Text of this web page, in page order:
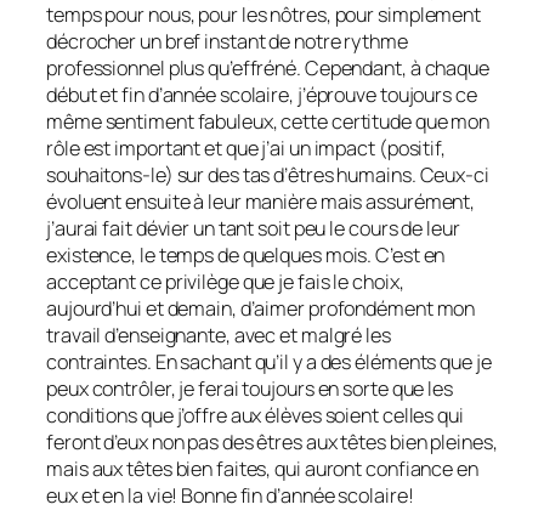
temps pour nous, pour les nôtres, pour simplement
décrocher un bref instant de notre rythme
professionnel plus qu’effréné. Cependant, à chaque
début et fin d’année scolaire, j’éprouve toujours ce
même sentiment fabuleux, cette certitude que mon
rôle est important et que j’ai un impact (positif,
souhaitons-le) sur des tas d’êtres humains. Ceux-ci
évoluent ensuite à leur manière mais assurément,
j’aurai fait dévier un tant soit peu le cours de leur
existence, le temps de quelques mois. C’est en
acceptant ce privilège que je fais le choix,
aujourd’hui et demain, d’aimer profondément mon
travail d’enseignante, avec et malgré les
contraintes. En sachant qu’il y a des éléments que je
peux contrôler, je ferai toujours en sorte que les
conditions que j’offre aux élèves soient celles qui
feront d’eux non pas des êtres aux têtes bien pleines,
mais aux têtes bien faites, qui auront confiance en
eux et en la vie! Bonne fin d’année scolaire!